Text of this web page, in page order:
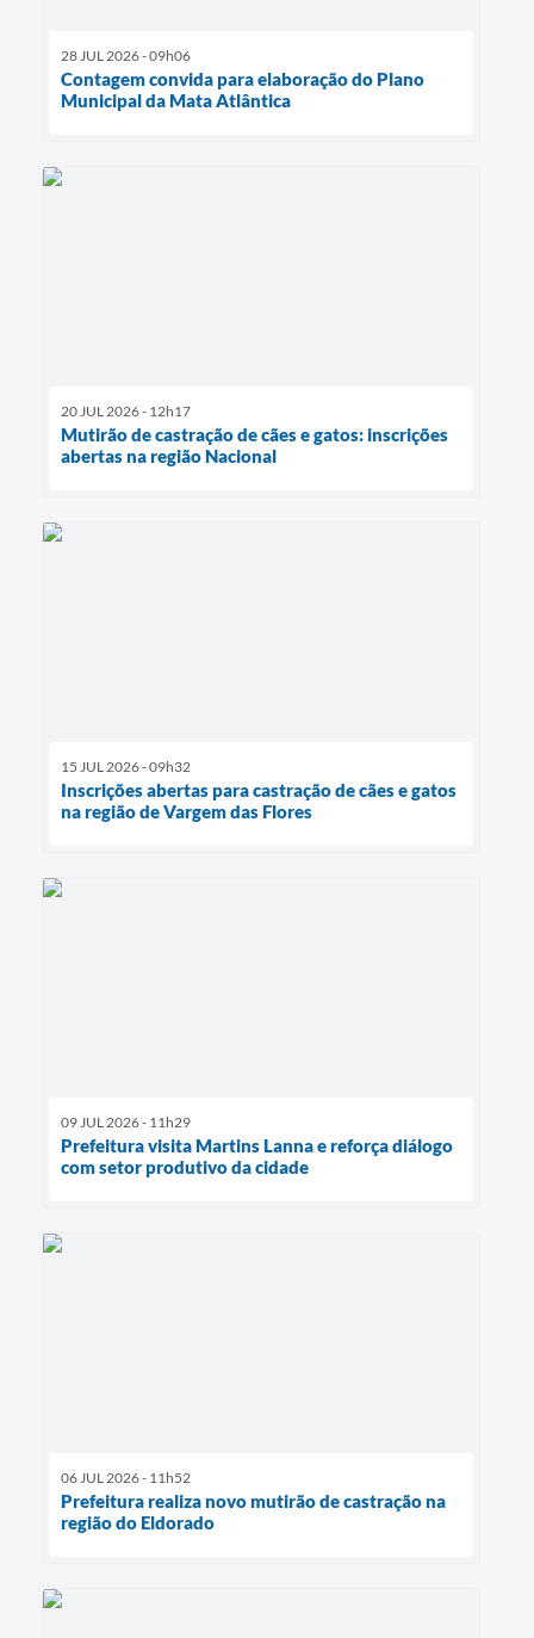
28 JUL 2026 - 09h06
Contagem convida para elaboração do Plano
Municipal da Mata Atlântica
20 JUL 2026 - 12h17
Mutirão de castração de cães e gatos: inscrições
abertas na região Nacional
15 JUL 2026 - 09h32
Inscrições abertas para castração de cães e gatos
na região de Vargem das Flores
09 JUL 2026 - 11h29
Prefeitura visita Martins Lanna e reforça diálogo
com setor produtivo da cidade
06 JUL 2026 - 11h52
Prefeitura realiza novo mutirão de castração na
região do Eldorado